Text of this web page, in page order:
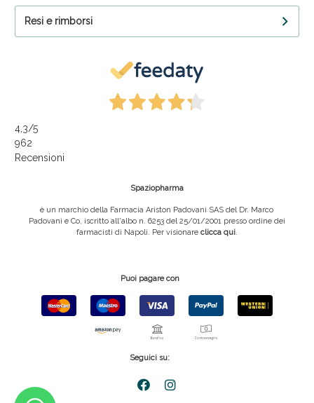
Resi e rimborsi
4,3/5
962
Recensioni
Spaziopharma
è un marchio della Farmacia Ariston Padovani SAS del Dr. Marco
Padovani e Co, iscritto all'albo n. 6253 del 25/01/2001 presso ordine dei
farmacisti di Napoli. Per visionare clicca qui.
Puoi pagare con
Seguici su: